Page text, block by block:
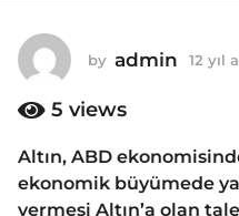
o
1
2
ı
l
by admin 12 yıl
5 views
Altın, ABD
ekonomik büyümede
vermesi Altın’a olan